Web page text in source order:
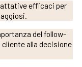
efficaci per
del follow-
alla decisione